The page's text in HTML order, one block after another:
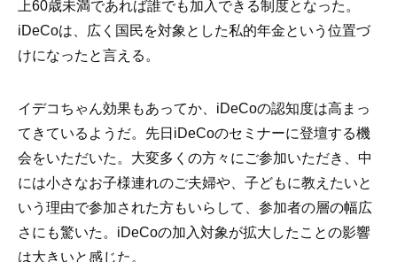
上60歳未満であれば誰でも加入できる制度となった。
iDeCoは、広く国民を対象とした私的年金という位置づ
けになったと言える。
イデコちゃん効果もあってか、iDeCoの認知度は高まっ
てきているようだ。先日iDeCoのセミナーに登壇する機
会をいただいた。大変多くの方々にご参加いただき、中
には小さなお子様連れのご夫婦や、子どもに教えたいと
いう理由で参加された方もいらして、参加者の層の幅広
さにも驚いた。iDeCoの加入対象が拡大したことの影響
は大きいと感じた。